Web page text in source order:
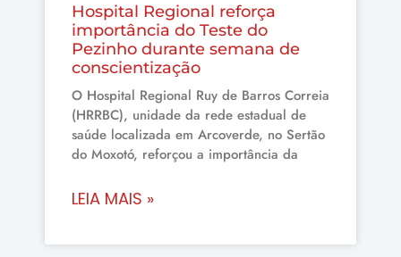
Hospital Regional reforça
importância do Teste do
Pezinho durante semana de
conscientização
O Hospital Regional Ruy de Barros Correia
(HRRBC), unidade da rede estadual de
saúde localizada em Arcoverde, no Sertão
do Moxotó, reforçou a importância da
LEIA MAIS »